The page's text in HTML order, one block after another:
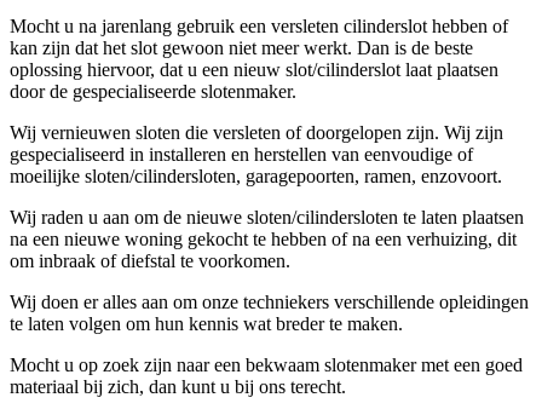
Mocht u na jarenlang gebruik een versleten cilinderslot hebben of
kan zijn dat het slot gewoon niet meer werkt. Dan is de beste
oplossing hiervoor, dat u een nieuw slot/cilinderslot laat plaatsen
door de gespecialiseerde slotenmaker.
Wij vernieuwen sloten die versleten of doorgelopen zijn. Wij zijn
gespecialiseerd in installeren en herstellen van eenvoudige of
moeilijke sloten/cilindersloten, garagepoorten, ramen, enzovoort.
Wij raden u aan om de nieuwe sloten/cilindersloten te laten plaatsen
na een nieuwe woning gekocht te hebben of na een verhuizing, dit
om inbraak of diefstal te voorkomen.
Wij doen er alles aan om onze techniekers verschillende opleidingen
te laten volgen om hun kennis wat breder te maken.
Mocht u op zoek zijn naar een bekwaam slotenmaker met een goed
materiaal bij zich, dan kunt u bij ons terecht.